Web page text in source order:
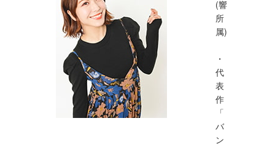
(響
所
属)
・
代
表
作
「
バ
ン